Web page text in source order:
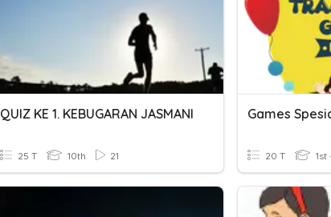
QUIZ KE 1. KEBUGARAN JASMANI
25 T 10th 21
Games
20 T 1st